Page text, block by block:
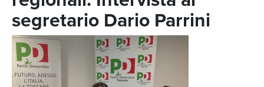
segretario Dario Parrini